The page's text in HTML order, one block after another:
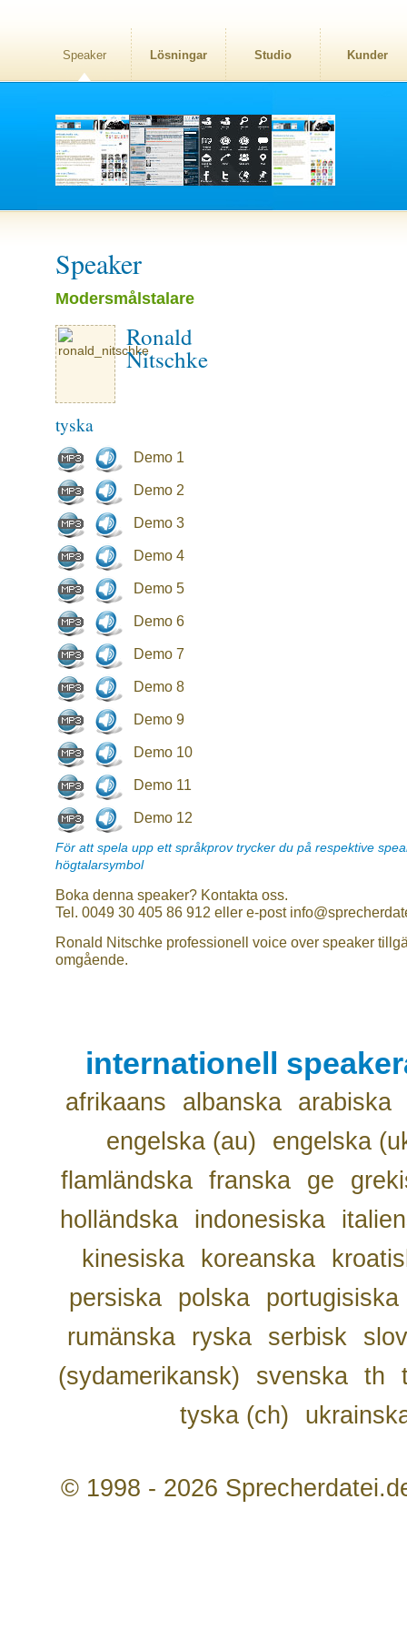
Speaker Lösningar Studio Kunder
Speaker
Modersmålstalare
Ronald
Nitschke
tyska
Demo 1
Demo 2
Demo 3
Demo 4
Demo 5
Demo 6
Demo 7
Demo 8
Demo 9
Demo 10
Demo 11
Demo 12
För att spela upp ett språkprov trycker du på respektive
högtalarsymbol
Boka denna speaker? Kontakta oss.
Tel. 0049 30 405 86 912 eller e-post
Ronald Nitschke professionell voice over speaker
omgående.
internationell
afrikaans albanska
arabiska
engelska (au)
engelska
flamländska franska ge
holländska
indonesiska
kinesiska
koreanska
persiska
polska
portugisiska
rumänska
ryska serbisk
(sydamerikansk)
svenska th
tyska (ch)
© 1998 - 2026